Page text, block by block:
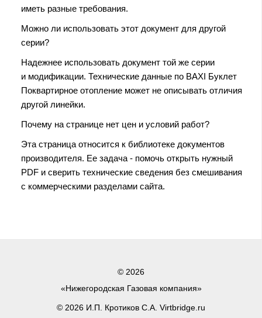
иметь разные требования.
Можно ли использовать этот документ для другой
серии?
Надежнее использовать документ той же серии
и модификации. Технические данные по BAXI Буклет
Поквартирное отопление может не описывать отличия
другой линейки.
Почему на странице нет цен и условий работ?
Эта страница относится к библиотеке документов
производителя. Ее задача - помочь открыть нужный
PDF и сверить технические сведения без смешивания
с коммерческими разделами сайта.
© 2026
«Нижегородская Газовая компания»
© 2026 И.П. Кротиков С.А. Virtbridge.ru